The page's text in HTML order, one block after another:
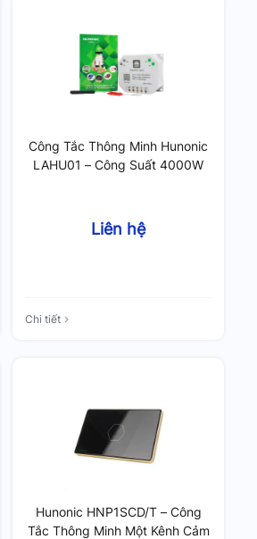
Công Tắc Thông Minh Hunonic
LAHU01 – Công Suất 4000W
Liên hệ
Chi tiết
Hunonic HNP1SCD/T – Công
Tắc Thông Minh Một Kênh Cảm